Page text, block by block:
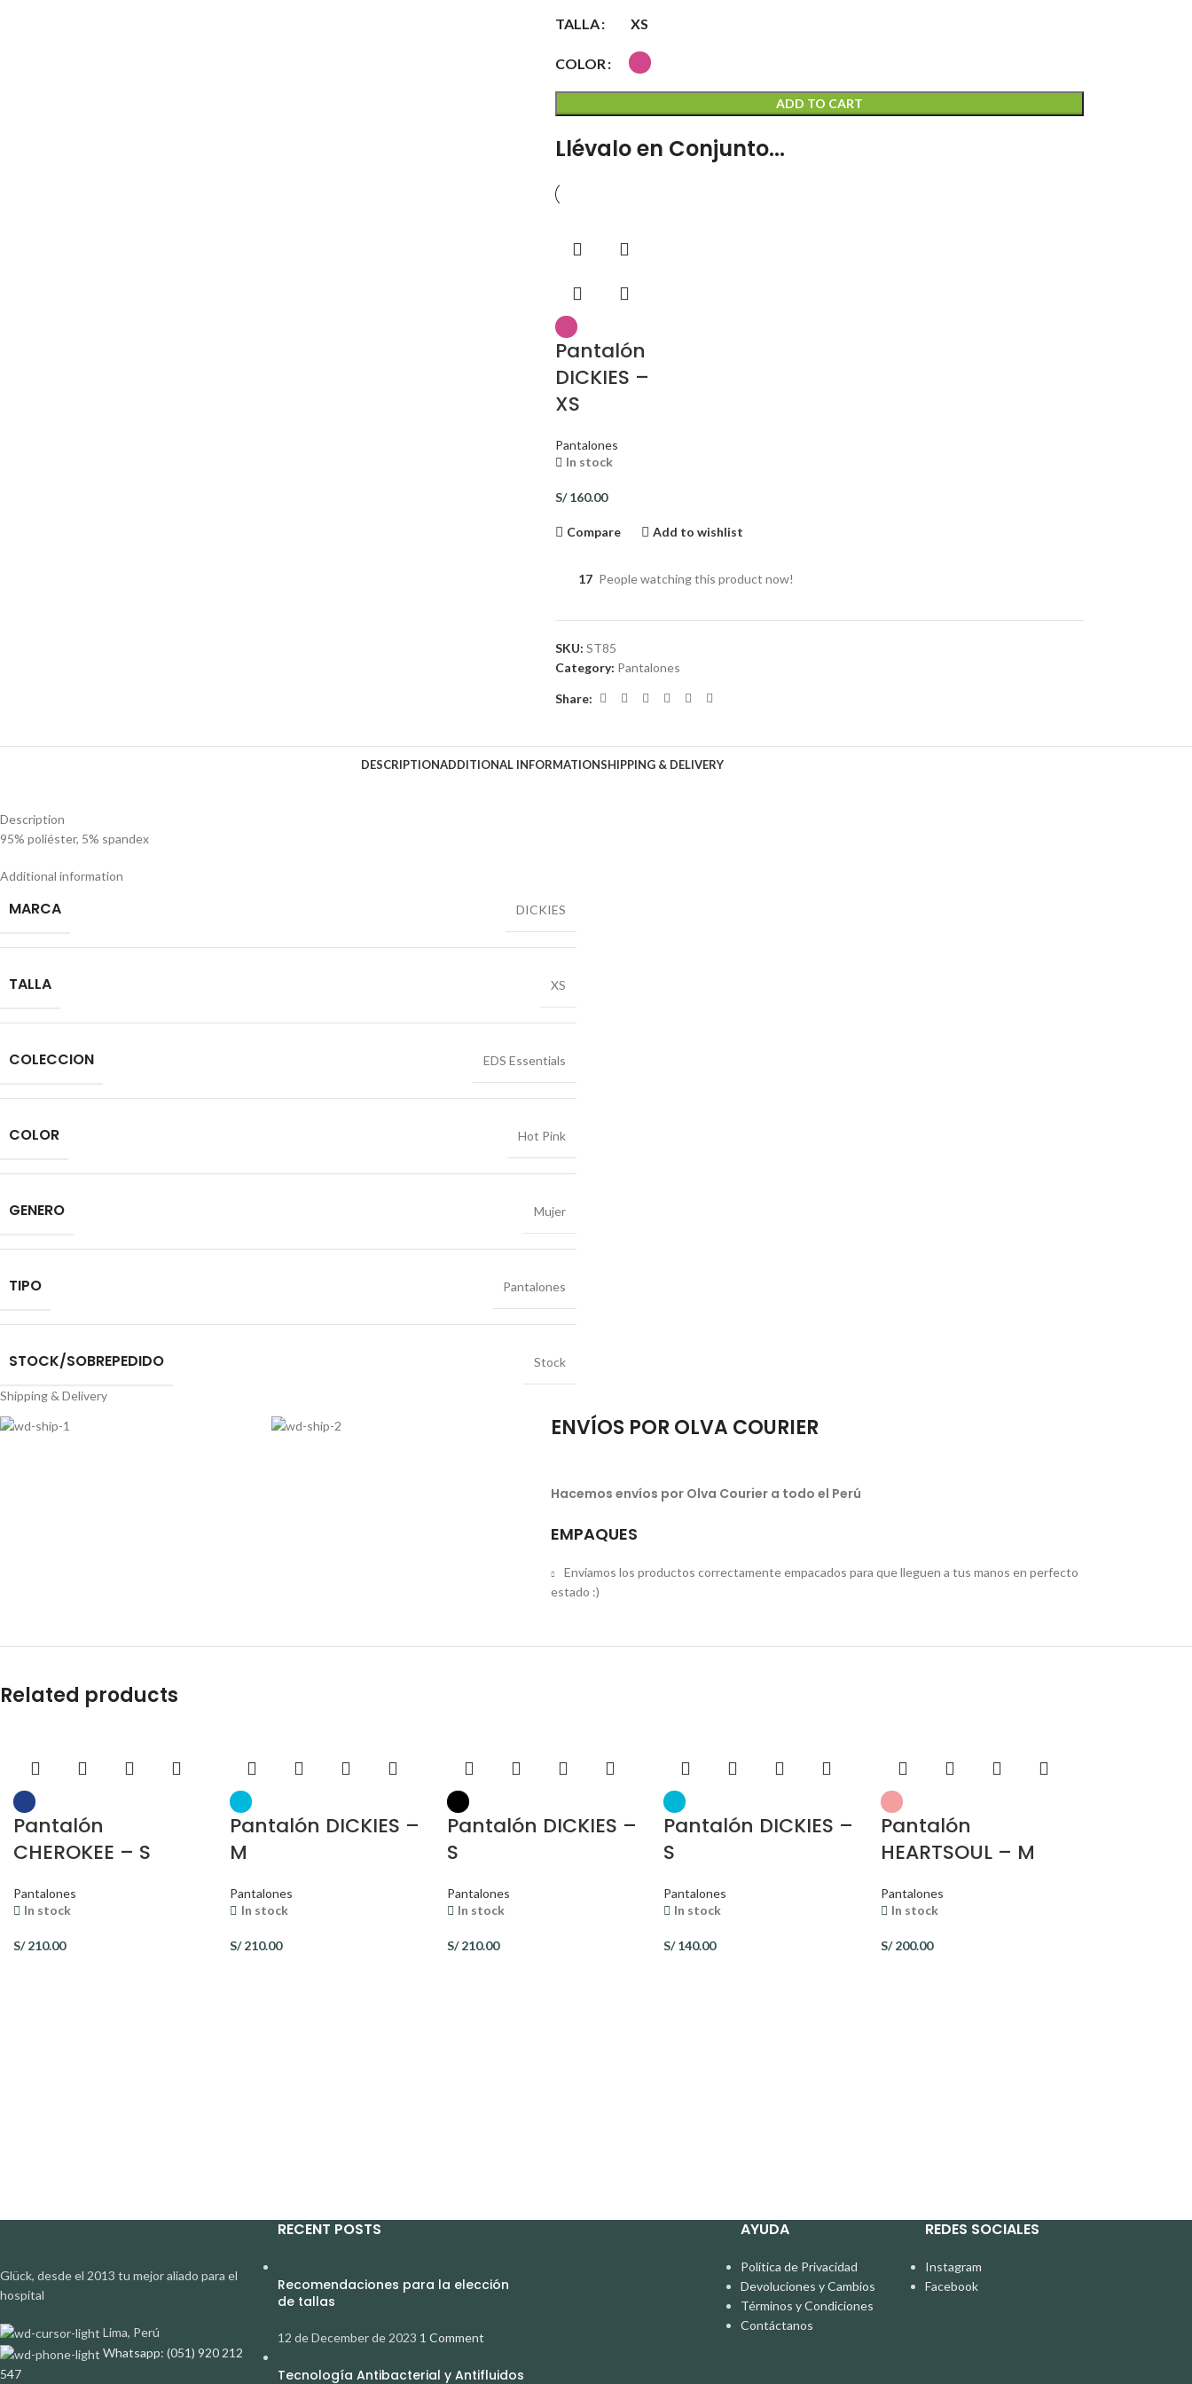
TALLA XS
COLOR
ADD TO CART
Llévalo en Conjunto...
Pantalón
DICKIES –
XS
Pantalones
In stock
S/160.00
Compare Add to wishlist
17 People watching this product now!
SKU: ST85
Category: Pantalones
Share:
DESCRIPTIONADDITIONAL INFORMATIONSHIPPING & DELIVERY
Description
95% poliéster, 5% spandex
Additional information
MARCA DICKIES
TALLA XS
COLECCION EDS Essentials
COLOR Hot Pink
GENERO Mujer
TIPO Pantalones
STOCK/SOBREPEDIDO Stock
Shipping & Delivery
ENVÍOS POR OLVA COURIER
Hacemos envíos por Olva Courier a todo el Perú
EMPAQUES
Enviamos los productos correctamente empacados para que lleguen a tus manos en perfecto
estado :)
Related products
Pantalón
CHEROKEE – S
Pantalones
In stock
S/210.00
Pantalón DICKIES –
M
Pantalones
In stock
S/210.00
Pantalón DICKIES –
S
Pantalones
In stock
S/210.00
Pantalón DICKIES –
S
Pantalones
In stock
S/140.00
Pantalón
HEARTSOUL – M
Pantalones
In stock
S/200.00
Glück, desde el 2013 tu mejor aliado para el
hospital
Lima, Perú
Whatsapp: (051) 920 212
547
RECENT POSTS
Recomendaciones para la elección
de tallas
12 de December de 2023 1 Comment
Tecnología Antibacterial y Antifluidos
AYUDA
Política de Privacidad
Devoluciones y Cambios
Términos y Condiciones
Contáctanos
REDES SOCIALES
Instagram
Facebook